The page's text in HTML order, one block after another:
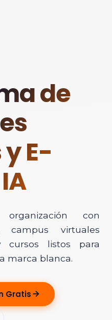
de
E-
con
campus virtuales
cursos listos para
marca blanca.
Gratis